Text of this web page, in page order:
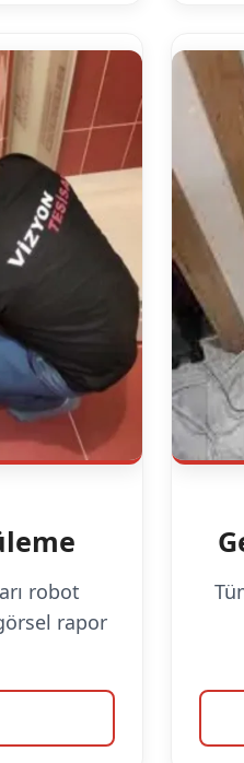
robot
rapor